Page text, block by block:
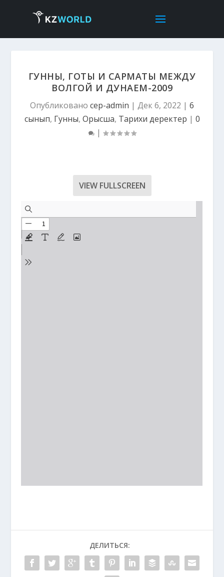
ГУННЫ, ГОТЫ И САРМАТЫ МЕЖДУ
ВОЛГОЙ И ДУНАЕМ-2009
Опубликовано cep-admin | Дек 6, 2022 | 6
сынып, Гунны, Орысша, Тарихи деректер | 0
|
VIEW FULLSCREEN
ДЕЛИТЬСЯ: